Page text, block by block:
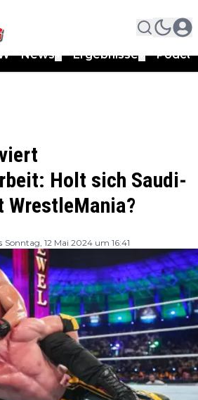
News Ergebnisse
Holt sich Saudi-
Sonntag, 12 Mai 2024 um 16:41